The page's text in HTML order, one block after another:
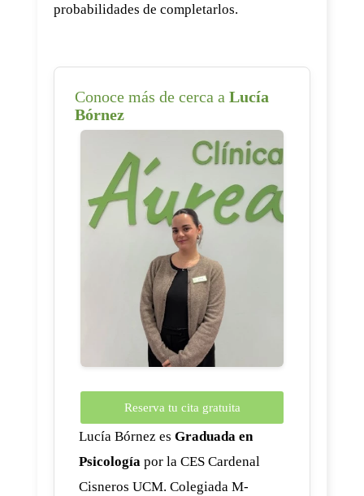
probabilidades de completarlos.
Conoce más de cerca a Lucía
Bórnez
Reserva tu cita gratuita
Lucía Bórnez es Graduada en
Psicología por la CES Cardenal
Cisneros UCM. Colegiada M-